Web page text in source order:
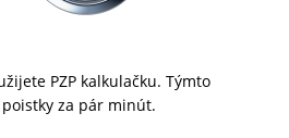
PZP kalkulačku. Týmto
za pár minút.